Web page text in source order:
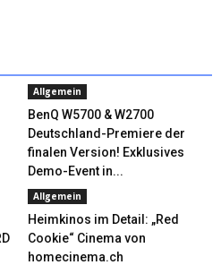
Allgemein
BenQ W5700 & W2700
Deutschland-Premiere der
finalen Version! Exklusives
Demo-Event in...
Allgemein
Heimkinos im Detail: „Red
Cookie“ Cinema von
homecinema.ch